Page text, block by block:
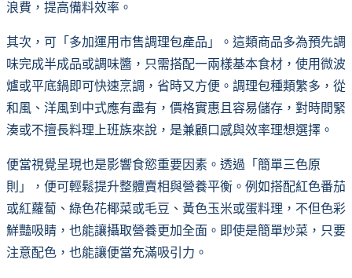
浪費，提高備料效率。
其次，可「多加運用市售調理包產品」。這類商品多為預先調
味完成半成品或調味醬，只需搭配一兩樣基本食材，使用微波
爐或平底鍋即可快速烹調，省時又方便。調理包種類繁多，從
和風、洋風到中式應有盡有，價格實惠且容易儲存，對時間緊
湊或不擅長料理上班族來說，是兼顧口感與效率理想選擇。
便當視覺呈現也是影響食慾重要因素。透過「簡單三色原
則」，便可輕鬆提升整體賣相與營養平衡。例如搭配紅色番茄
或紅蘿蔔、綠色花椰菜或毛豆、黃色玉米或蛋料理，不但色彩
鮮豔吸睛，也能讓攝取營養更加全面。即使是簡單炒菜，只要
注意配色，也能讓便當充滿吸引力。